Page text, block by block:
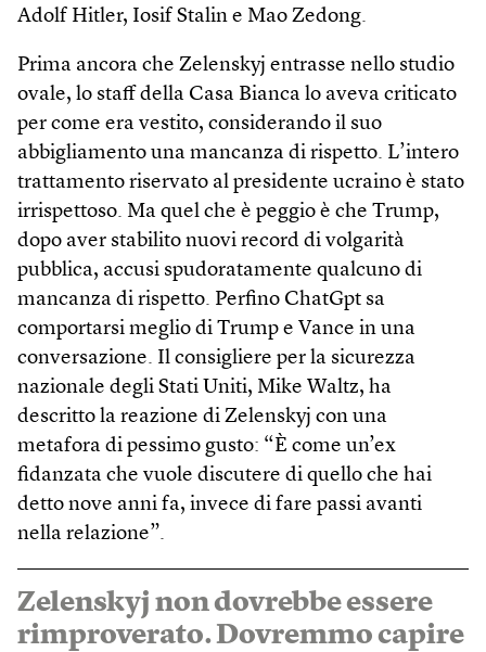
Adolf Hitler, Iosif Stalin e Mao Zedong.
Prima ancora che Zelenskyj entrasse nello studio
ovale, lo staff della Casa Bianca lo aveva criticato
per come era vestito, considerando il suo
abbigliamento una mancanza di rispetto. L’intero
trattamento riservato al presidente ucraino è stato
irrispettoso. Ma quel che è peggio è che Trump,
dopo aver stabilito nuovi record di volgarità
pubblica, accusi spudoratamente qualcuno di
mancanza di rispetto. Perfino ChatGpt sa
comportarsi meglio di Trump e Vance in una
conversazione. Il consigliere per la sicurezza
nazionale degli Stati Uniti, Mike Waltz, ha
descritto la reazione di Zelenskyj con una
metafora di pessimo gusto: “È come un’ex
fidanzata che vuole discutere di quello che hai
detto nove anni fa, invece di fare passi avanti
nella relazione”.
Zelenskyj non dovrebbe essere
rimproverato. Dovremmo capire